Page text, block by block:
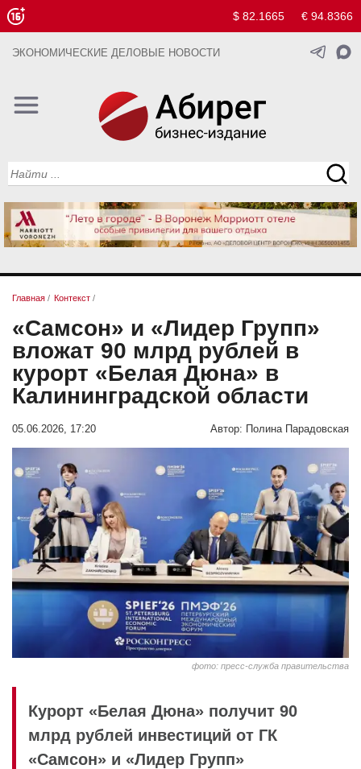
$ 82.1665 € 94.8366
ЭКОНОМИЧЕСКИЕ ДЕЛОВЫЕ НОВОСТИ
Главная / Контекст /
«Самсон» и «Лидер Групп»
вложат 90 млрд рублей в
курорт «Белая Дюна» в
Калининградской области
05.06.2026, 17:20 Автор: Полина Парадовская
фото: пресс-служба правительства
Курорт «Белая Дюна» получит 90
млрд рублей инвестиций от ГК
«Самсон» и «Лидер Групп»